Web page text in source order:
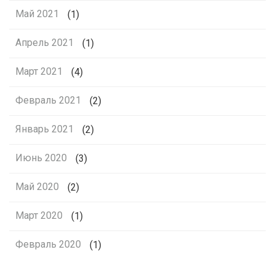
Май 2021 (1)
Апрель 2021 (1)
Март 2021 (4)
Февраль 2021 (2)
Январь 2021 (2)
Июнь 2020 (3)
Май 2020 (2)
Март 2020 (1)
Февраль 2020 (1)